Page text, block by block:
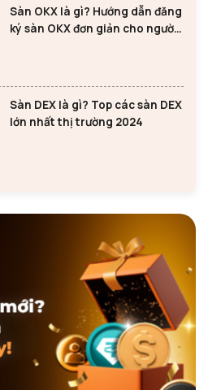
Sàn OKX là gì? Hướng dẫn đăng
ký sàn OKX đơn giản cho người
Sàn DEX là gì? Top các sàn DEX
lớn nhất thị trường 2024